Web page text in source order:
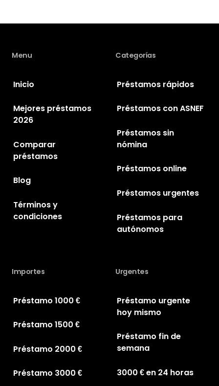
Menu
Inicio
Mejores préstamos
2026
Comparar
préstamos
Blog
Términos y
condiciones
Categorías
Préstamos rápidos
Préstamos con ASNEF
Préstamos sin
nómina
Préstamos online
Préstamos urgentes
Préstamos para
autónomos
Importes
Préstamo 1000 €
Préstamo 1500 €
Préstamo 2000 €
Préstamo 3000 €
Urgentes
Préstamo urgente
hoy mismo
Préstamo fin de
semana
3000 € en 24 horas